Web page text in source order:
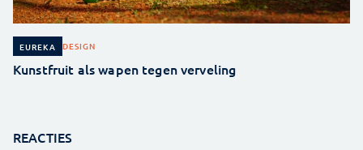
EUREKA DESIGN
Kunstfruit als wapen tegen verveling
REACTIES